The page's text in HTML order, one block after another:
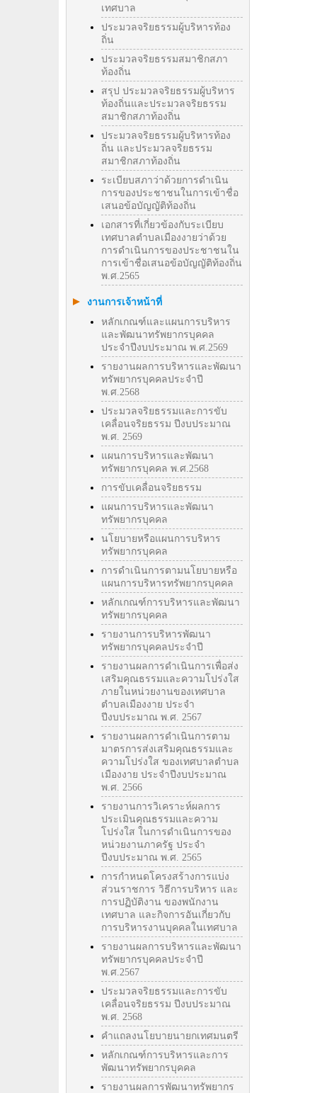
เทศบาล
ประมวลจริยธรรมผู้บริหารท้อง
ถิ่น
ประมวลจริยธรรมสมาชิกสภา
ท้องถิ่น
สรุป ประมวลจริยธรรมผู้บริหาร
ท้องถิ่นและประมวลจริยธรรม
สมาชิกสภาท้องถิ่น
ประมวลจริยธรรมผู้บริหารท้อง
ถิ่น และประมวลจริยธรรม
สมาชิกสภาท้องถิ่น
ระเบียบสภาว่าด้วยการดำเนิน
การของประชาชนในการเข้าชื่อ
เสนอข้อบัญญัติท้องถิ่น
เอกสารที่เกี่ยวข้องกับระเบียบ
เทศบาลตำบลเมืองงายว่าด้วย
การดำเนินการของประชาชนใน
การเข้าชื่อเสนอข้อบัญญัติท้องถิ่น
พ.ศ.2565
งานการเจ้าหน้าที่
หลักเกณฑ์และแผนการบริหาร
และพัฒนาทรัพยากรบุคคล
ประจำปีงบประมาณ พ.ศ.2569
รายงานผลการบริหารและพัฒนา
ทรัพยากรบุคคลประจำปี
พ.ศ.2568
ประมวลจริยธรรมและการขับ
เคลื่อนจริยธรรม ปีงบประมาณ
พ.ศ. 2569
แผนการบริหารและพัฒนา
ทรัพยากรบุคคล พ.ศ.2568
การขับเคลื่อนจริยธรรม
แผนการบริหารและพัฒนา
ทรัพยากรบุคคล
นโยบายหรือแผนการบริหาร
ทรัพยากรบุคคล
การดำเนินการตามนโยบายหรือ
แผนการบริหารทรัพยากรบุคคล
หลักเกณฑ์การบริหารและพัฒนา
ทรัพยากรบุคคล
รายงานการบริหารพัฒนา
ทรัพยากรบุคคลประจำปี
รายงานผลการดำเนินการเพื่อส่ง
เสริมคุณธรรมและความโปร่งใส
ภายในหน่วยงานของเทศบาล
ตำบลเมืองงาย ประจำ
ปีงบประมาณ พ.ศ. 2567
รายงานผลการดำเนินการตาม
มาตรการส่งเสริมคุณธรรมและ
ความโปร่งใส ของเทศบาลตำบล
เมืองงาย ประจำปีงบประมาณ
พ.ศ. 2566
รายงานการวิเคราะห์ผลการ
ประเมินคุณธรรมและความ
โปร่งใส ในการดำเนินการของ
หน่วยงานภาครัฐ ประจำ
ปีงบประมาณ พ.ศ. 2565
การกำหนดโครงสร้างการแบ่ง
ส่วนราชการ วิธีการบริหาร และ
การปฏิบัติงาน ของพนักงาน
เทศบาล และกิจการอันเกี่ยวกับ
การบริหารงานบุคคลในเทศบาล
รายงานผลการบริหารและพัฒนา
ทรัพยากรบุคคลประจำปี
พ.ศ.2567
ประมวลจริยธรรมและการขับ
เคลื่อนจริยธรรม ปีงบประมาณ
พ.ศ. 2568
คำแถลงนโยบายนายกเทศมนตรี
หลักเกณฑ์การบริหารและการ
พัฒนาทรัพยากรบุคคล
รายงานผลการพัฒนาทรัพยากร